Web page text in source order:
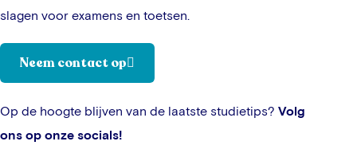
slagen voor examens en toetsen.
Neem contact op
Op de hoogte blijven van de laatste studietips? Volg
ons op onze socials!